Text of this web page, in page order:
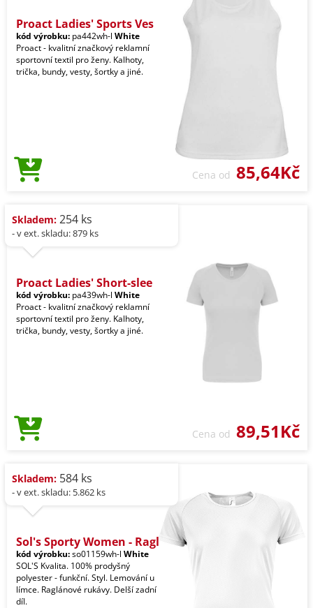
Proact Ladies' Sports Ves
kód výrobku: pa442wh-l White
Proact - kvalitní značkový reklamní
sportovní textil pro ženy. Kalhoty,
trička, bundy, vesty, šortky a jiné.
Cena od 85,64Kč
Skladem: 254 ks
- v ext. skladu: 879 ks
Proact Ladies' Short-slee
kód výrobku: pa439wh-l White
Proact - kvalitní značkový reklamní
sportovní textil pro ženy. Kalhoty,
trička, bundy, vesty, šortky a jiné.
Cena od 89,51Kč
Skladem: 584 ks
- v ext. skladu: 5.862 ks
Sol's Sporty Women - Ragl
kód výrobku:so01159wh-l White
SOL'S Kvalita. 100% prodyšný
polyester - funkční. Styl. Lemování u
límce. Raglánové rukávy. Delší zadní
díl.